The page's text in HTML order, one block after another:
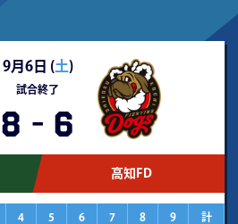
9月6日 (土)
試合終了
8 - 6
高知FD
4 5 6 7 8 9 計